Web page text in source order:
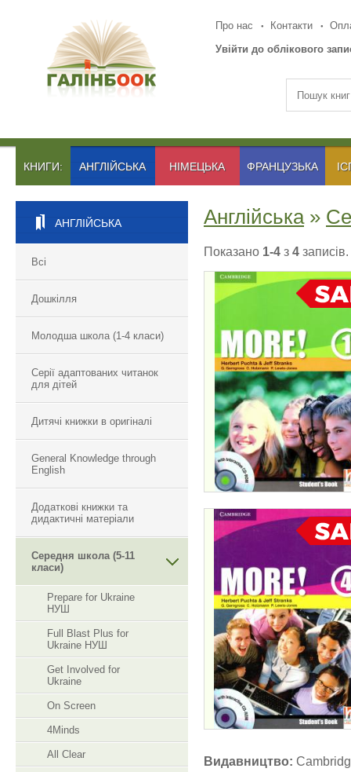
Про нас Контакти
Увійти до облікового
КНИГИ: АНГЛІЙСЬКА НІМЕЦЬКА ФРАНЦУЗЬКА
АНГЛІЙСЬКА
Всі
Дошкілля
Молодша школа (1-4 класи)
Серії адаптованих читанок
для дітей
Дитячі книжки в оригіналі
General Knowledge through
English
Додаткові книжки та
дидактичні матеріали
Середня школа (5-11
класи)
Prepare for Ukraine
НУШ
Full Blast Plus for
Ukraine НУШ
Get Involved for
Ukraine
On Screen
4Minds
All Clear
Англійська»
Показано 1-4 з 4 записів.
MORE! 1
MORE! 4
Видавництво: